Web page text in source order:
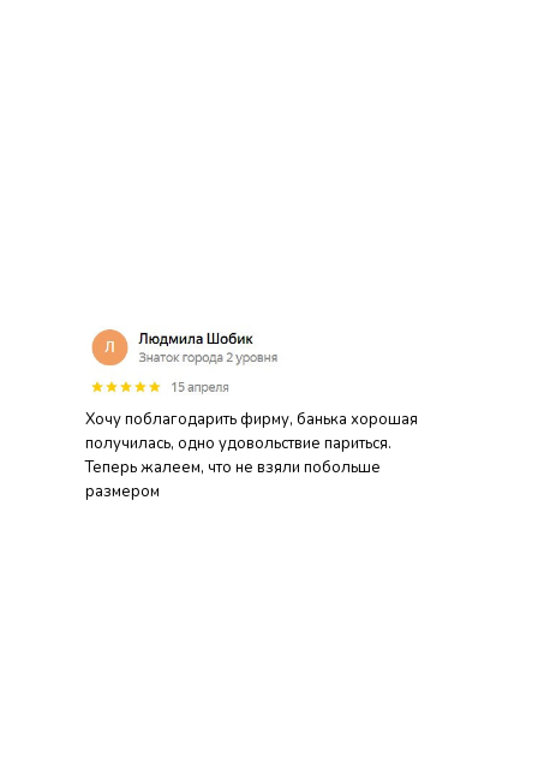
Хочу поблагодарить фирму, банька хорошая
получилась, одно удовольствие париться.
Теперь жалеем, что не взяли побольше
размером